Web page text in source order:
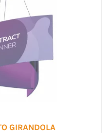
GIRANDOLA